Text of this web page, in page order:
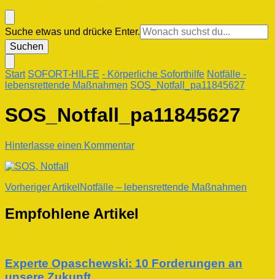
Suchst
du
nach
Suche etwas und drücke Enter.
Start SOFORT-HILFE - Körperliche Soforthilfe Notfälle -
lebensrettende Maßnahmen SOS_Notfall_pa11845627
SOS_Notfall_pa11845627
Hinterlasse einen Kommentarzu
Beitragsnavigation
Vorheriger Artikel Notfälle – lebensrettende Maßnahmen
Empfohlene Artikel
Experte Opaschewski: 10 Forderungen an